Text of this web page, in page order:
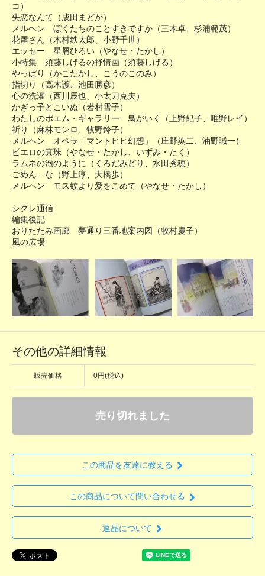
コ）
失恋なんて（成田まどか）
メルヘン ぼくたちのことすきですか（三木卓、杉浦範茂）
花屋さん（木村鉄太郎、小野千世）
エッセー 星屑ひろい（やなせ・たかし）
小特集 須藤しげるの抒情画（須藤しげる）
やっぱり（かこたかし、こうのこのみ）
指切り（高木護、池田勝彦）
心の洗濯（西川辰也、小太刀克夫）
かぎっ子とこいぬ（岩村雪子）
わたしのポエム・ギャラリー 鳥がいく（上野紀子、唯野レイ）
祈り（麻林モンロ、牧野鈴子）
メルヘン オペラ「マントヒヒ幻想」（庄野英二、油野誠一）
ピエロの真珠（やなせ・たかし、いずみ・たく）
ラムネの泡のように（くろだみどり、水田秀穂）
ごめん…な（野上淳、大橋歩）
メルヘン モス蚊より愛をこめて（やなせ・たかし）
シグレ通信
編集後記
おりたたみ画廊 夢通り三番地案内図（牧村慶子）
風の広場
その他の詳細情報
販売価格 0円(税込)
売り切れました
この商品を友達に教える
この商品について問い合わせる
返品について